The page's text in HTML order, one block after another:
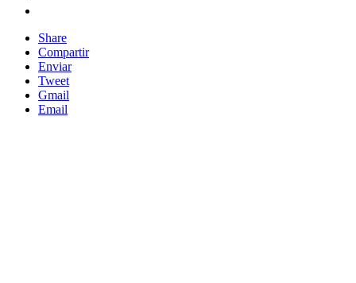
Share
Compartir
Enviar
Tweet
Gmail
Email